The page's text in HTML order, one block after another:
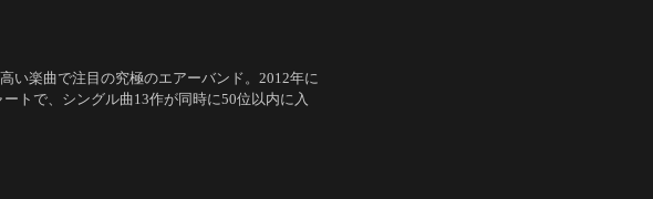
い楽曲で注目の究極のエアーバンド。2012年に
トで、シングル曲13作が同時に50位以内に入